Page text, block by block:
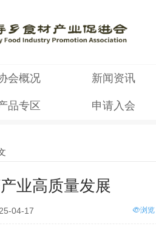
会概况 新闻资讯
品专区 申请入会
业高质量发展
04-17 浏